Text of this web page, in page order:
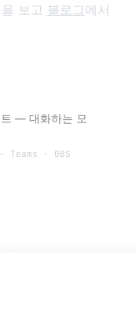
보고 블로그 에서
— 대화하는 모
Teams · OBS